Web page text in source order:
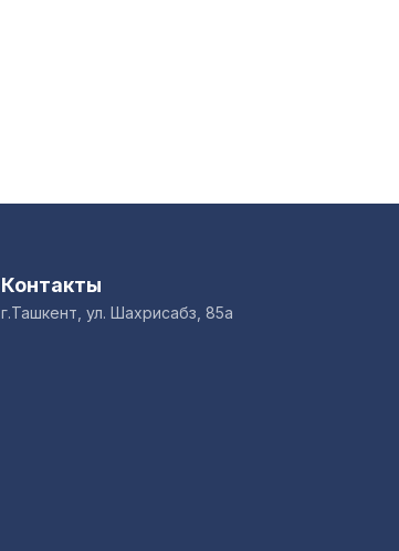
Контакты
г.Ташкент, ул. Шахрисабз, 85а